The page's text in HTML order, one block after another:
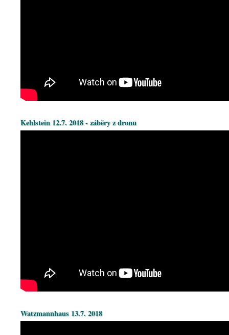
Kehlstein 12.7. 2018 - záběry z dronu
Watzmannhaus 13.7. 2018